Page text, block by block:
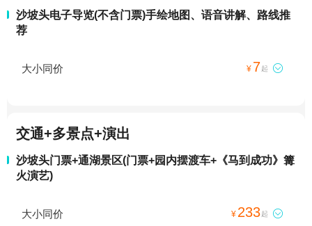
沙坡头电子导览(不含门票)手绘地图、语音讲解、路线推
荐
大小同价 ¥ 7起 
交通+多景点+演出
沙坡头门票+通湖景区(门票+园内摆渡车+《马到成功》篝
火演艺)
大小同价 ¥ 233起 